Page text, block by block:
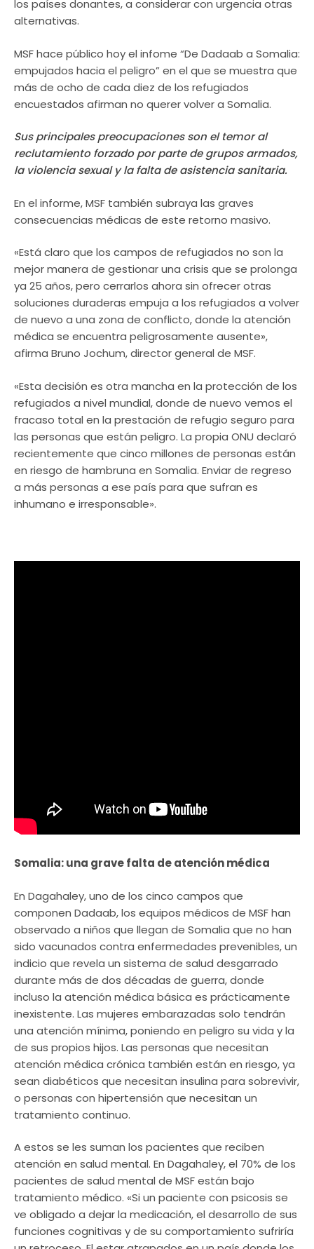
los países donantes, a considerar con urgencia otras
alternativas.
MSF hace público hoy el infome “De Dadaab a Somalia:
empujados hacia el peligro” en el que se muestra que
más de ocho de cada diez de los refugiados
encuestados afirman no querer volver a Somalia.
Sus principales preocupaciones son el temor al
reclutamiento forzado por parte de grupos armados,
la violencia sexual y la falta de asistencia sanitaria.
En el informe, MSF también subraya las graves
consecuencias médicas de este retorno masivo.
«Está claro que los campos de refugiados no son la
mejor manera de gestionar una crisis que se prolonga
ya 25 años, pero cerrarlos ahora sin ofrecer otras
soluciones duraderas empuja a los refugiados a volver
de nuevo a una zona de conflicto, donde la atención
médica se encuentra peligrosamente ausente»,
afirma Bruno Jochum, director general de MSF.
«Esta decisión es otra mancha en la protección de los
refugiados a nivel mundial, donde de nuevo vemos el
fracaso total en la prestación de refugio seguro para
las personas que están peligro. La propia ONU declaró
recientemente que cinco millones de personas están
en riesgo de hambruna en Somalia. Enviar de regreso
a más personas a ese país para que sufran es
inhumano e irresponsable».
Somalia: una grave falta de atención médica
En Dagahaley, uno de los cinco campos que
componen Dadaab, los equipos médicos de MSF han
observado a niños que llegan de Somalia que no han
sido vacunados contra enfermedades prevenibles, un
indicio que revela un sistema de salud desgarrado
durante más de dos décadas de guerra, donde
incluso la atención médica básica es prácticamente
inexistente. Las mujeres embarazadas solo tendrán
una atención mínima, poniendo en peligro su vida y la
de sus propios hijos. Las personas que necesitan
atención médica crónica también están en riesgo, ya
sean diabéticos que necesitan insulina para sobrevivir,
o personas con hipertensión que necesitan un
tratamiento continuo.
A estos se les suman los pacientes que reciben
atención en salud mental. En Dagahaley, el 70% de los
pacientes de salud mental de MSF están bajo
tratamiento médico. «Si un paciente con psicosis se
ve obligado a dejar la medicación, el desarrollo de sus
funciones cognitivas y de su comportamiento sufriría